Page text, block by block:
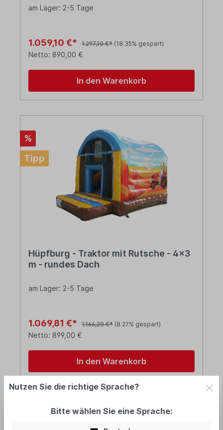
am Lager: 2-5 Tage
1.059,10 €* 1.297,10 €* (18.35% gespart)
Netto: 890,00 €
In den Warenkorb
%
Tipp
Hüpfburg - Traktor mit Rutsche - 4x3
m - rundes Dach
am Lager: 2-5 Tage
1.069,81 €* 1.166,20 €* (8.27% gespart)
Netto: 899,00 €
In den Warenkorb
Nutzen Sie die richtige Sprache?
Bitte wählen Sie eine Sprache: